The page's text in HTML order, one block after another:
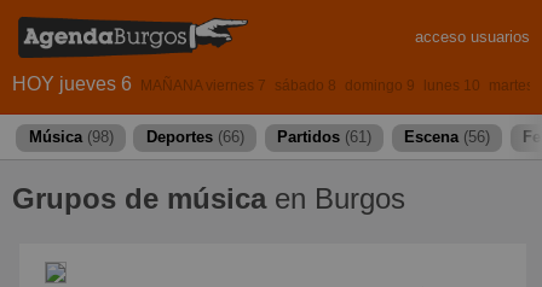
acceso usuarios
HOY jueves 6 MAÑANA viernes 7 sábado 8 domingo 9 lunes 10 martes
Música (98) Deportes (66) Partidos (61) Escena (56)
Grupos de músicaen Burgos